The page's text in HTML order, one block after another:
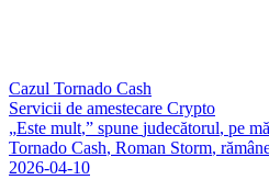
Cazul Tornado Cash
Servicii de amestecare Crypto
„Este mult,” spune judecătorul, pe mă
Tornado Cash, Roman Storm, rămân
2026-04-10